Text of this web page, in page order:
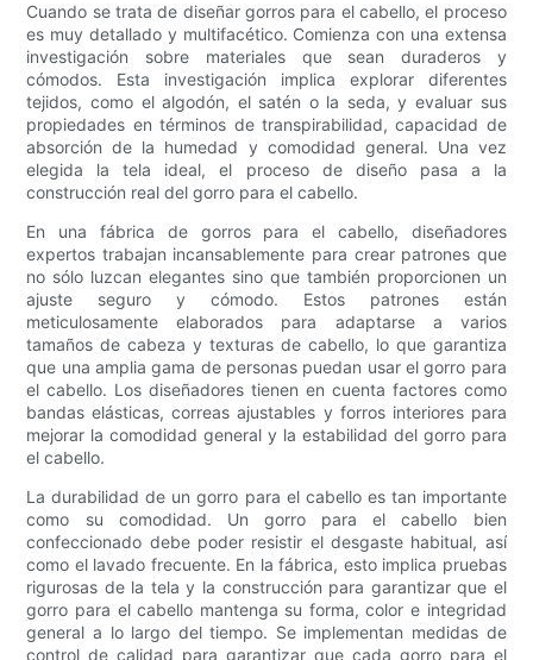
Cuando se trata de diseñar gorros para el cabello, el proceso
es muy detallado y multifacético. Comienza con una extensa
investigación sobre materiales que sean duraderos y
cómodos. Esta investigación implica explorar diferentes
tejidos, como el algodón, el satén o la seda, y evaluar sus
propiedades en términos de transpirabilidad, capacidad de
absorción de la humedad y comodidad general. Una vez
elegida la tela ideal, el proceso de diseño pasa a la
construcción real del gorro para el cabello.
En una fábrica de gorros para el cabello, diseñadores
expertos trabajan incansablemente para crear patrones que
no sólo luzcan elegantes sino que también proporcionen un
ajuste seguro y cómodo. Estos patrones están
meticulosamente elaborados para adaptarse a varios
tamaños de cabeza y texturas de cabello, lo que garantiza
que una amplia gama de personas puedan usar el gorro para
el cabello. Los diseñadores tienen en cuenta factores como
bandas elásticas, correas ajustables y forros interiores para
mejorar la comodidad general y la estabilidad del gorro para
el cabello.
La durabilidad de un gorro para el cabello es tan importante
como su comodidad. Un gorro para el cabello bien
confeccionado debe poder resistir el desgaste habitual, así
como el lavado frecuente. En la fábrica, esto implica pruebas
rigurosas de la tela y la construcción para garantizar que el
gorro para el cabello mantenga su forma, color e integridad
general a lo largo del tiempo. Se implementan medidas de
control de calidad para garantizar que cada gorro para el